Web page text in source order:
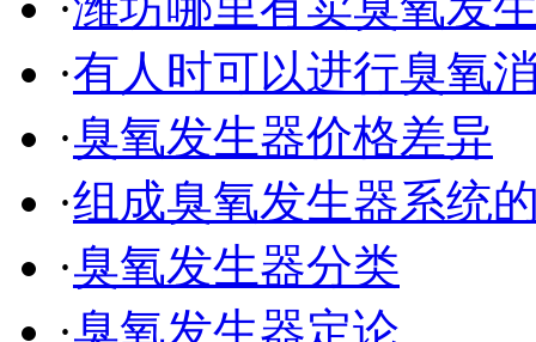
·有人时可以进行臭氧
·臭氧发生器价格差异
·组成臭氧发生器系统
·臭氧发生器分类
·臭氧发生器定论